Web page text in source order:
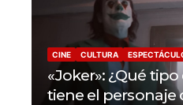
CINE CULTURA
«Joker»: ¿Qué
tiene el personaje